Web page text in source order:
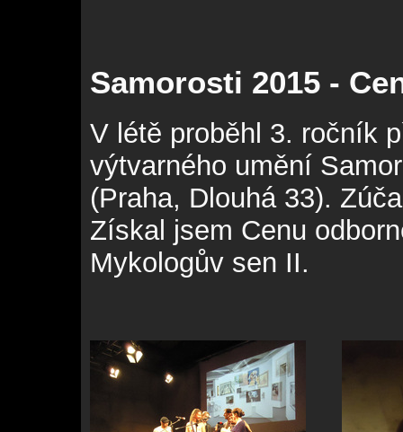
Samorosti 2015 -
V létě proběhl 3. ročník
výtvarného umění
(Praha, Dlouhá 33).
Získal jsem Cenu
Mykologův sen II.